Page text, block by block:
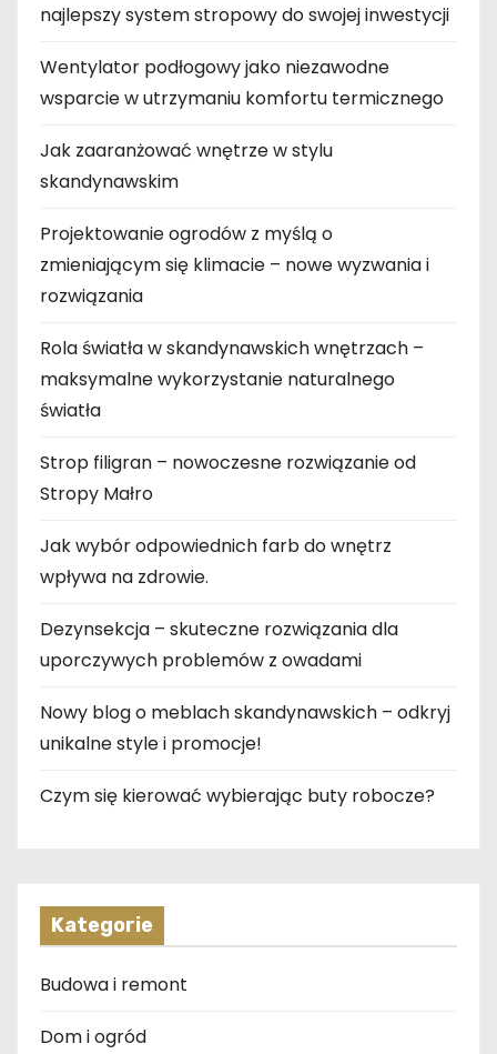
najlepszy system stropowy do swojej inwestycji
Wentylator podłogowy jako niezawodne
wsparcie w utrzymaniu komfortu termicznego
Jak zaaranżować wnętrze w stylu
skandynawskim
Projektowanie ogrodów z myślą o
zmieniającym się klimacie – nowe wyzwania i
rozwiązania
Rola światła w skandynawskich wnętrzach –
maksymalne wykorzystanie naturalnego
światła
Strop filigran – nowoczesne rozwiązanie od
Stropy Małro
Jak wybór odpowiednich farb do wnętrz
wpływa na zdrowie.
Dezynsekcja – skuteczne rozwiązania dla
uporczywych problemów z owadami
Nowy blog o meblach skandynawskich – odkryj
unikalne style i promocje!
Czym się kierować wybierając buty robocze?
Kategorie
Budowa i remont
Dom i ogród